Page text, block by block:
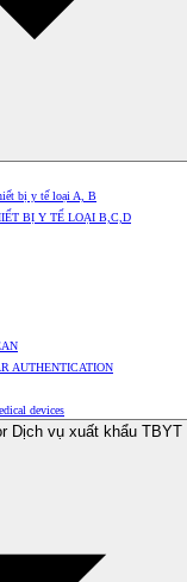
bị y tế loại A, B
BỊ Y TẾ LOẠI B,C,D
AUTHENTICATION
devices
Dịch vụ xuất khẩu TBYT